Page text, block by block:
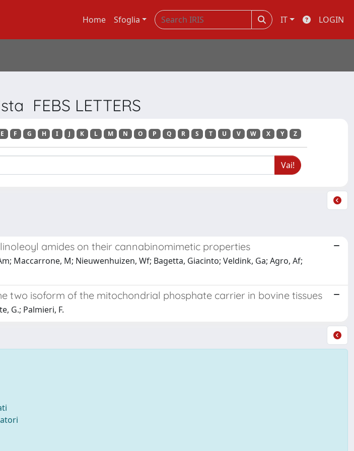
Home Sfoglia IT LOGIN
FEBS LETTERS
E F G H I J K L M N O P Q R S T U V W X Y Z
amides on their cannabinomimetic properties
Maccarrone, M; Nieuwenhuizen, Wf; Bagetta, Giacinto; Veldink, Ga; Agro, Af;
two isoform of the mitochondrial phosphate carrier in bovine tissues
G.; Palmieri, F.